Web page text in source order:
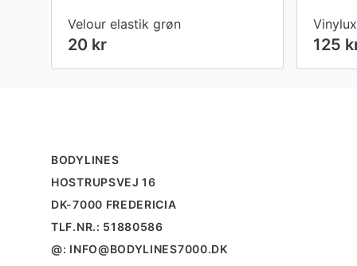
Velour elastik grøn
20 kr 125
BODYLINES
HOSTRUPSVEJ 16
DK-7000 FREDERICIA
TLF.NR.: 51880586
@: INFO@BODYLINES7000.DK